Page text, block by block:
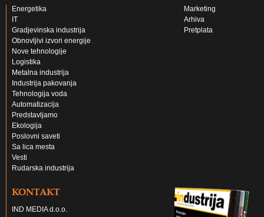
Energetika
IT
Gradjevinska industrija
Obnovljivi izvori energije
Nove tehnologije
Logistika
Metalna industrija
Industrija pakovanja
Tehnologija voda
Automatizacija
Predstavljamo
Ekologija
Poslovni saveti
Sa lica mesta
Vesti
Rudarska industrija
Marketing
Arhiva
Pretplata
KONTAKT
IND MEDIA d.o.o.